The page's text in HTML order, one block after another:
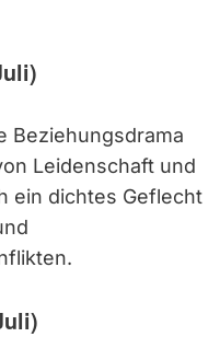
Beziehungsdrama
Leidenschaft und
ein dichtes Geflecht